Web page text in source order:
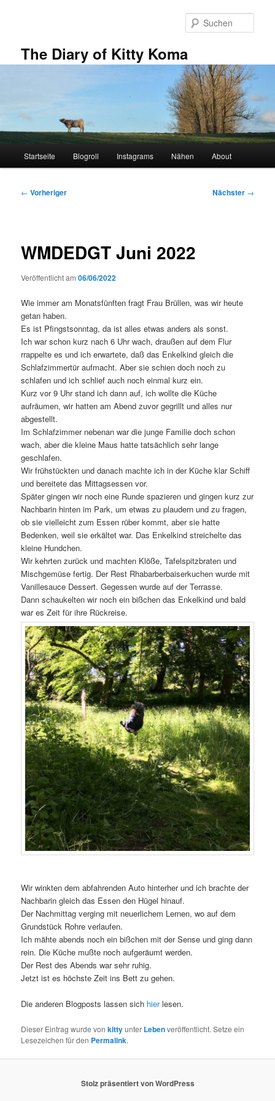
The Diary of Kitty Koma
Startseite Blogroll Instagrams Nähen About
Beitragsnavigation
← Vorheriger Nächster →
WMDEDGT Juni 2022
Veröffentlicht am06/06/2022
Wie immer am Monatsfünften fragt Frau Brüllen, was wir heute
getan haben.
Es ist Pfingstsonntag, da ist alles etwas anders als sonst.
Ich war schon kurz nach 6 Uhr wach, draußen auf dem Flur
rrappelte es und ich erwartete, daß das Enkelkind gleich die
Schlafzimmertür aufmacht. Aber sie schien doch noch zu
schlafen und ich schlief auch noch einmal kurz ein.
Kurz vor 9 Uhr stand ich dann auf, ich wollte die Küche
aufräumen, wir hatten am Abend zuvor gegrillt und alles nur
abgestellt.
Im Schlafzimmer nebenan war die junge Familie doch schon
wach, aber die kleine Maus hatte tatsächlich sehr lange
geschlafen.
Wir frühstückten und danach machte ich in der Küche klar Schiff
und bereitete das Mittagsessen vor.
Später gingen wir noch eine Runde spazieren und gingen kurz zur
Nachbarin hinten im Park, um etwas zu plaudern und zu fragen,
ob sie vielleicht zum Essen rüber kommt, aber sie hatte
Bedenken, weil sie erkältet war. Das Enkelkind streichelte das
kleine Hundchen.
Wir kehrten zurück und machten Klöße, Tafelspitzbraten und
Mischgemüse fertig. Der Rest Rhabarberbaiserkuchen wurde mit
Vanillesauce Dessert. Gegessen wurde auf der Terrasse.
Dann schaukelten wir noch ein bißchen das Enkelkind und bald
war es Zeit für ihre Rückreise.
Wir winkten dem abfahrenden Auto hinterher und ich brachte der
Nachbarin gleich das Essen den Hügel hinauf.
Der Nachmittag verging mit neuerlichem Lernen, wo auf dem
Grundstück Rohre verlaufen.
Ich mähte abends noch ein bißchen mit der Sense und ging dann
rein. Die Küche mußte noch aufgeräumt werden.
Der Rest des Abends war sehr ruhig.
Jetzt ist es höchste Zeit ins Bett zu gehen.
Die anderen Blogposts lassen sich hierlesen.
Dieser Eintrag wurde vonkittyunter Lebenveröffentlicht. Setze ein
Lesezeichen für den Permalink.
Stolz präsentiert von WordPress